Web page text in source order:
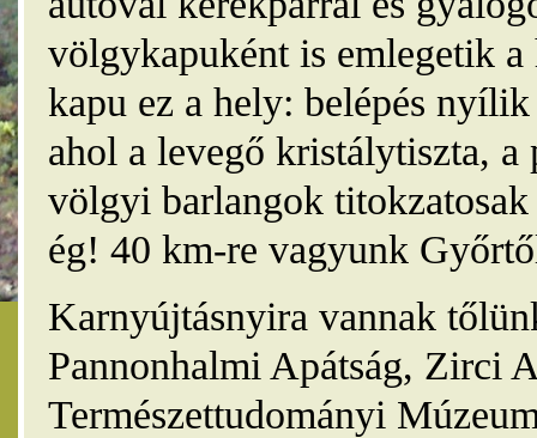
völgykapuként is emlegetik
kapu ez a hely: belépés
ahol a levegő kristálytiszta, a
völgyi barlangok
ég! 40 km-re vagyunk
Karnyújtásnyira vannak
Pannonhalmi Apátság, Zirci
Természettudományi